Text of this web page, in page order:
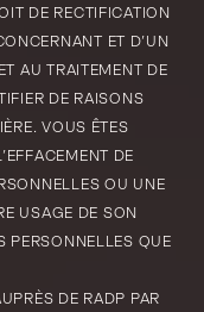
DE RECTIFICATION
ET D’UN
AU TRAITEMENT DE
DE RAISONS
VOUS ÊTES
DE
OU UNE
USAGE DE SON
PERSONNELLES QUE
DE RADP PAR